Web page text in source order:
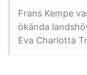
Frans Kempe
ökända
Eva Charlotta